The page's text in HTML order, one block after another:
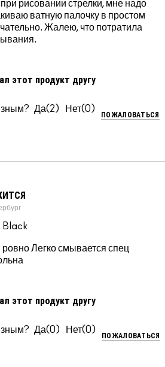
рисовании стрелки, мне надо
ватную палочку в простом
Жалею, что потратила
этот продукт другу
2 0
ПОЖАЛОВАТЬСЯ
Black
ровно Легко смывается спец
этот продукт другу
0 0
ПОЖАЛОВАТЬСЯ